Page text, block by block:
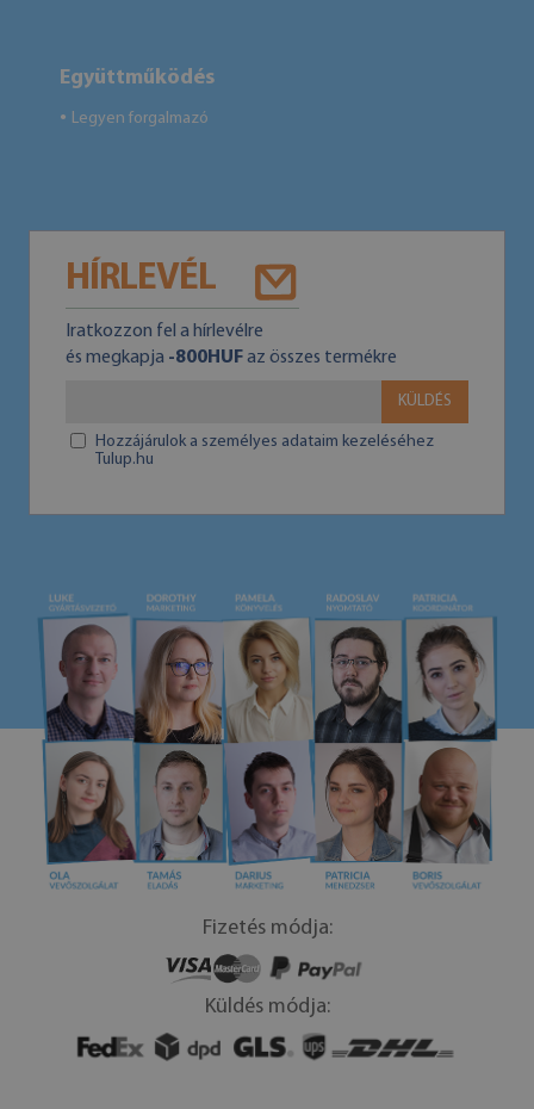
Együttműködés
● Legyen forgalmazó
HÍRLEVÉL
Iratkozzon fel a hírlevélre
és megkapja -800HUFaz összes termékre
KÜLDÉS
Hozzájárulok a személyes adataim kezeléséhez
Tulup.hu
Fizetés módja:
Küldés módja: